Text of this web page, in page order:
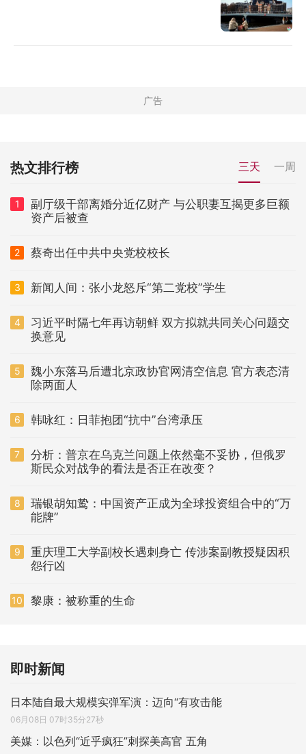
热文排行榜 三天 一周
1
副厅级干部离婚分近亿财产 与公职妻互揭更多巨额
资产后被查
2 蔡奇出任中共中央党校校长
3 新闻人间：张小龙怒斥“第二党校”学生
4
习近平时隔七年再访朝鲜 双方拟就共同关心问题交
换意见
5
魏小东落马后遭北京政协官网清空信息 官方表态清
除两面人
6 韩咏红：日菲抱团“抗中”台湾承压
7
分析：普京在乌克兰问题上依然毫不妥协，但俄罗
斯民众对战争的看法是否正在改变？
8
瑞银胡知鸷：中国资产正成为全球投资组合中的“万
能牌”
9
重庆理工大学副校长遇刺身亡 传涉案副教授疑因积
怨行凶
10 黎康：被称重的生命
即时新闻
日本陆自最大规模实弹军演：迈向“有攻击能
06月08日 07时35分27秒
美媒：以色列“近乎疯狂”刺探美高官 五角